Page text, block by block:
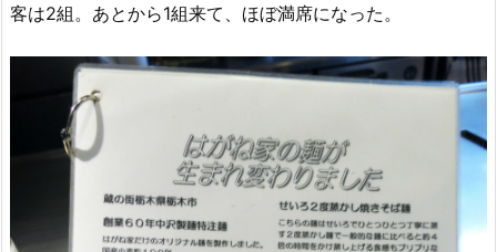
客は2組。あとから1組来て、ほぼ満席になった。